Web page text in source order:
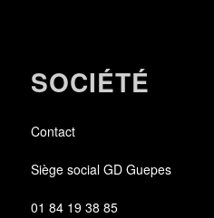
SOCIÉTÉ
Contact
Siège social GD Guepes
01 84 19 38 85